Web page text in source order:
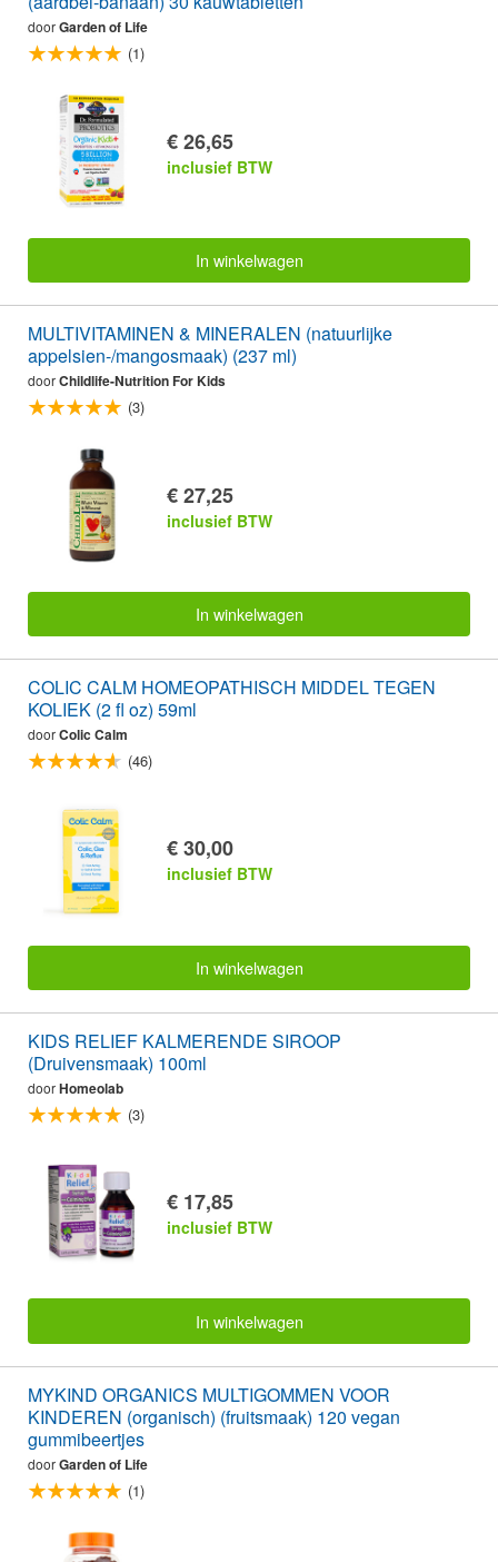
doorGarden of Life
(1)
€ 26,65
inclusief BTW
In winkelwagen
MULTIVITAMINEN & MINERALEN (natuurlijke
appelsien-/mangosmaak) (237 ml)
doorChildlife-Nutrition For Kids
(3)
€ 27,25
inclusief BTW
In winkelwagen
COLIC CALM HOMEOPATHISCH MIDDEL TEGEN
KOLIEK (2 fl oz) 59ml
doorColic Calm
(46)
€ 30,00
inclusief BTW
In winkelwagen
KIDS RELIEF KALMERENDE SIROOP
(Druivensmaak) 100ml
doorHomeolab
(3)
€ 17,85
inclusief BTW
In winkelwagen
MYKIND ORGANICS MULTIGOMMEN VOOR
KINDEREN (organisch) (fruitsmaak) 120 vegan
gummibeertjes
doorGarden of Life
(1)